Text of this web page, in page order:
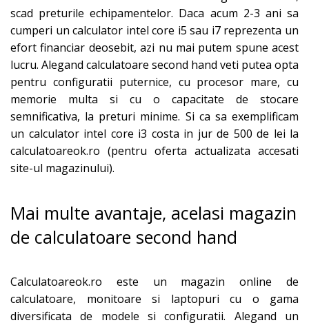
scad preturile echipamentelor. Daca acum 2-3 ani sa
cumperi un calculator intel core i5 sau i7 reprezenta un
efort financiar deosebit, azi nu mai putem spune acest
lucru. Alegand calculatoare second hand veti putea opta
pentru configuratii puternice, cu procesor mare, cu
memorie multa si cu o capacitate de stocare
semnificativa, la preturi minime. Si ca sa exemplificam
un calculator intel core i3 costa in jur de 500 de lei la
calculatoareok.ro (pentru oferta actualizata accesati
site-ul magazinului).
Mai multe avantaje, acelasi magazin
de calculatoare second hand
Calculatoareok.ro este un magazin online de
calculatoare, monitoare si laptopuri cu o gama
diversificata de modele si configuratii. Alegand un